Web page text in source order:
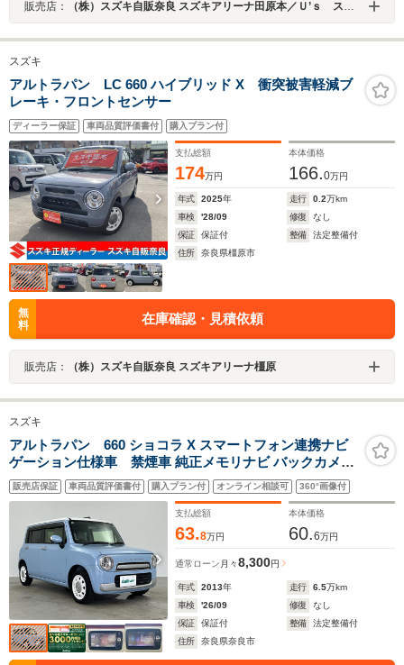
販売店： （株）スズキ自販奈良 スズキアリーナ田原本／Ｕ’ｓ ステーション田原本
スズキ
アルトラパン LC 660 ハイブリッド X 衝突被害軽減ブ
レーキ・フロントセンサー
ディーラー保証 車両品質評価書付 購入プラン付
支払総額
174万円
本体価格
166.0万円
年式 2025年 走行 0.2万km
車検
'28/09 修復
なし
保証
保証付 整備
法定整備付
住所
奈良県橿原市
無
料
在庫確認・見積依頼
販売店： （株）スズキ自販奈良 スズキアリーナ橿原
スズキ
アルトラパン 660 ショコラ X スマートフォン連携ナビ
ゲーション仕様車 禁煙車 純正メモリナビ バックカメラ
合皮シート 純正キセノンライト ビルトインETC ドラレコ
ワンセグTV BT CD USB HDMI AUX 皮巻きステアリング
アイドリングストップ
販売店保証 車両品質評価書付 購入プラン付 オンライン相談可 360°画像付
支払総額
63.8万円
本体価格
60.6万円
通常ローン 月々8,300円
年式 2013年 走行 6.5万km
車検
'26/09 修復
なし
保証
保証付 整備
法定整備付
住所
奈良県奈良市